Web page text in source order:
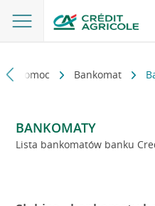
i pomoc Bankomat
BANKOMATY
Lista bankomatów banku